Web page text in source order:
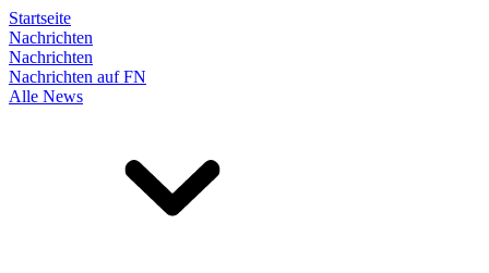
Startseite
Nachrichten
Nachrichten
Nachrichten auf FN
Alle News